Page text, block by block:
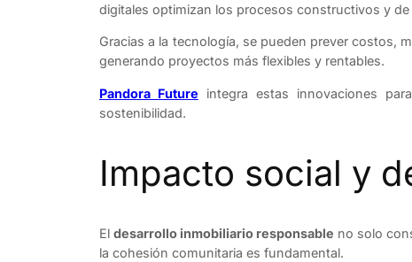
digitales optimizan los procesos constructivos y
Gracias a la tecnología, se pueden prever costos,
generando proyectos más flexibles y rentables.
Pandora Future integra estas innovaciones
sostenibilidad.
Impacto social y
Eldesarrollo inmobiliario responsable no solo
la cohesión comunitaria es fundamental.